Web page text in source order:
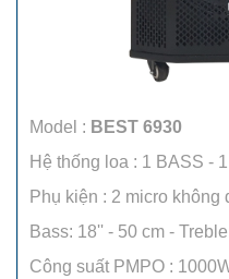
Model : BEST 6930
Hệ thống loa : 1 BASS -
Phụ kiện : 2 micro không
Bass: 18'' - 50 cm -
Công suất PMPO :